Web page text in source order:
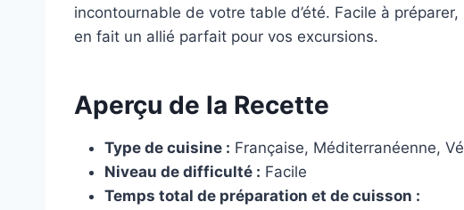
incontournable de votre table d’été. Facile à
en fait un allié parfait pour vos excursions.
Aperçu de la Recette
Type de cuisine : Française, Méditerranéenne,
Niveau de difficulté : Facile
Temps total de préparation et de cuisson :